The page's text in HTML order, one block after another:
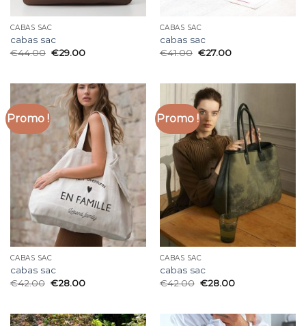
CABAS SAC
cabas sac
€44.00 €29.00
CABAS SAC
cabas sac
€41.00 €27.00
Promo !
CABAS SAC
cabas sac
€42.00 €28.00
Promo !
CABAS SAC
cabas sac
€42.00 €28.00